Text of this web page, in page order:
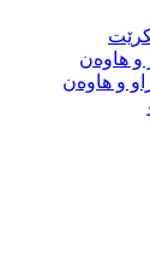
و هاوەن
و هاوەن